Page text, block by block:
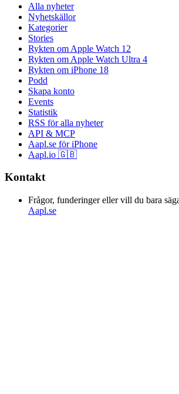
Alla nyheter
Nyhetskällor
Kategorier
Stories
Rykten om Apple Watch 12
Rykten om Apple Watch Ultra 4
Rykten om iPhone 18
Podd
Skapa konto
Events
Statistik
RSS för alla nyheter
API & MCP
Aapl.se för iPhone
Aapl.io 🇬🇧
Kontakt
Frågor, funderinger eller vill du bara
Aapl.se